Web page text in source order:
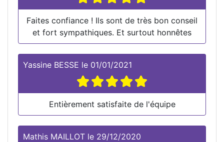
Faites confiance ! Ils sont de très bon conseil
et fort sympathiques. Et surtout honnêtes
Yassine BESSE le 01/01/2021
Entièrement satisfaite de l'équipe
Mathis MAILLOT le 29/12/2020